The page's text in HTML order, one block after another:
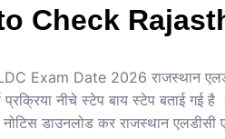
Check
Exam Date 2026 राजस्थान
नीचे स्टेप बाय स्टेप बताई गई
डाउनलोड कर राजस्थान